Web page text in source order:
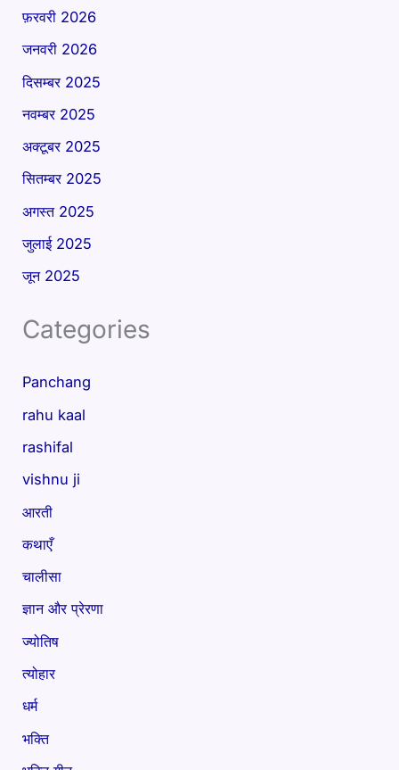
फ़रवरी 2026
जनवरी 2026
दिसम्बर 2025
नवम्बर 2025
अक्टूबर 2025
सितम्बर 2025
अगस्त 2025
जुलाई 2025
जून 2025
Categories
Panchang
rahu kaal
rashifal
vishnu ji
आरती
कथाएँ
चालीसा
ज्ञान और प्रेरणा
ज्योतिष
त्योहार
धर्म
भक्ति